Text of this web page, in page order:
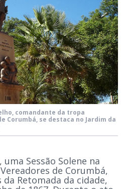
comandante da tropa
Corumbá, se destaca no Jardim da
Sessão Solene na
de Corumbá,
Retomada da cidade,